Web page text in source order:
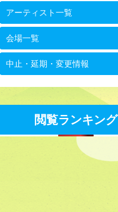
アーティスト一覧
会場一覧
中止・延期・変更情報
閲覧ランキング